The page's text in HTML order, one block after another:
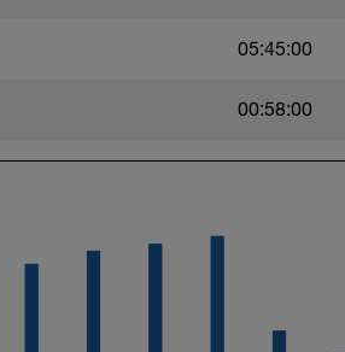
05:45:00
00:58:00